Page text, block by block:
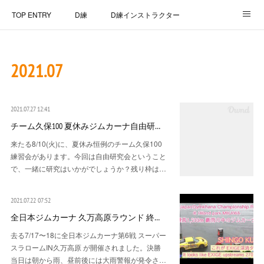
TOP ENTRY D練 D練インストラクター
CONTACT
2021.07
2021.07.27 12:41
チーム久保100 夏休みジムカーナ自由研…
来たる8/10(火)に、夏休み恒例のチーム久保100
練習会があります。今回は自由研究会ということ
で、一緒に研究はいかがでしょうか？残り枠は…
2021.07.22 07:52
全日本ジムカーナ 久万高原ラウンド 終…
去る7/17〜18に全日本ジムカーナ第6戦 スーパー
スラロームIN久万高原 が開催されました。決勝
当日は朝から雨、昼前後には大雨警報が発令さ…